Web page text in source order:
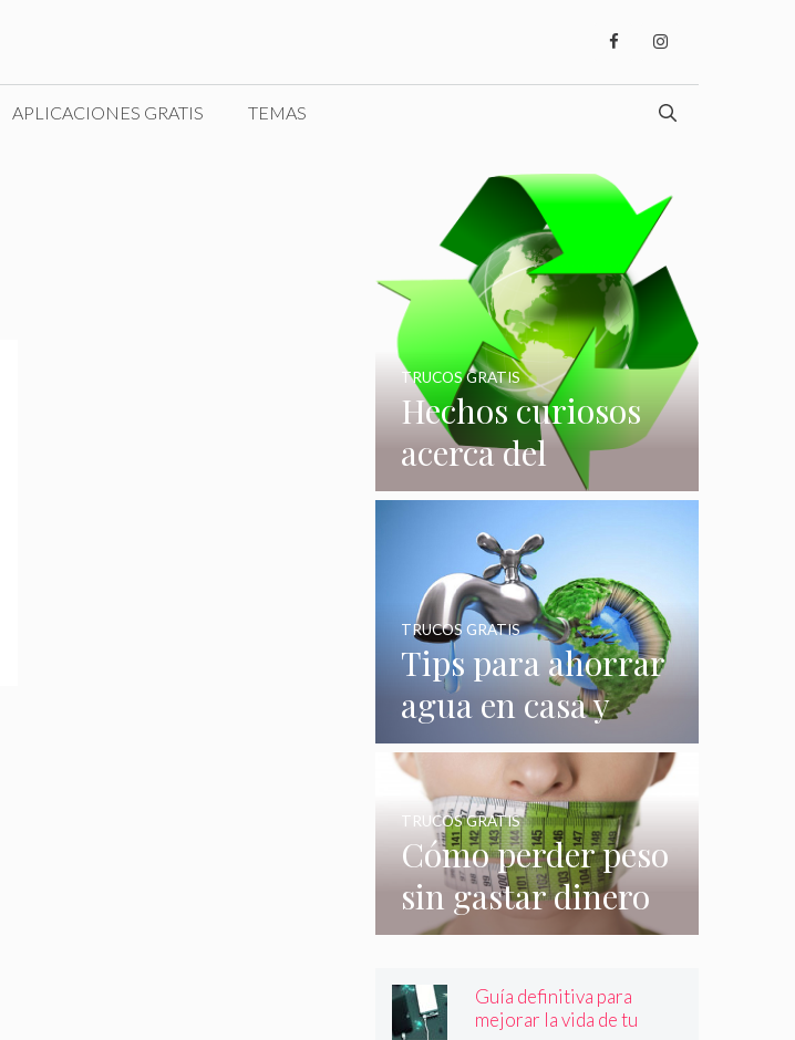
APLICACIONES GRATIS TEMAS
Hechos curiosos
acerca del
reciclaje que
quizás no
conocías
TRUCOS GRATIS
Tips para ahorrar
agua en casa y
gastar menos en
su consumo
TRUCOS GRATIS
Cómo perder peso
sin gastar dinero
e incluso sin
hacer nada
TRUCOS GRATIS
Guía definitiva para
mejorar la vida de tu